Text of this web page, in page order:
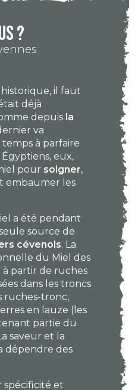
?
il faut
déjà
depuis la
va
à parfaire
eux,
pour soigner,
embaumer les
a été pendant
source de
cévenols. La
du Miel des
à partir de ruches
dans les troncs
ruches-tronc,
en lauze (les
partie du
saveur et la
dépendre des
spécificité et